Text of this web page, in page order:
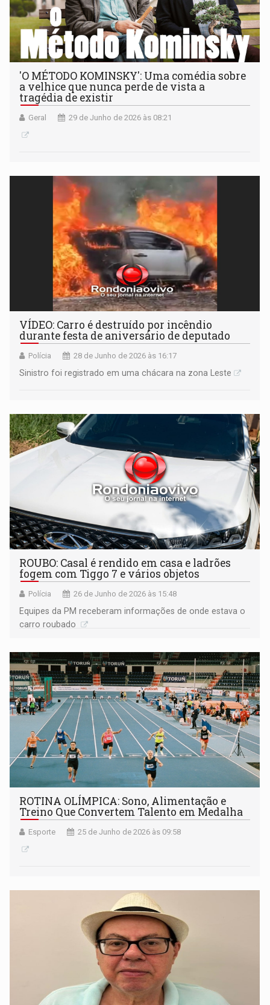
'O MÉTODO KOMINSKY': Uma comédia sobre
a velhice que nunca perde de vista a
tragédia de existir
Geral 29 de Junho de 2026 às 08:21
VÍDEO: Carro é destruído por incêndio
durante festa de aniversário de deputado
Polícia 28 de Junho de 2026 às 16:17
Sinistro foi registrado em uma chácara na zona Leste
ROUBO: Casal é rendido em casa e ladrões
fogem com Tiggo 7 e vários objetos
Polícia 26 de Junho de 2026 às 15:48
Equipes da PM receberam informações de onde estava o
carro roubado
ROTINA OLÍMPICA: Sono, Alimentação e
Treino Que Convertem Talento em Medalha
Esporte 25 de Junho de 2026 às 09:58